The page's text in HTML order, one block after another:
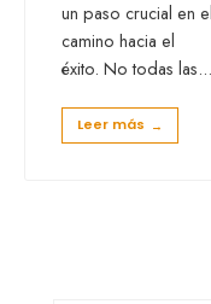
un paso crucial en el
camino hacia el
éxito. No todas las...
Leer más →